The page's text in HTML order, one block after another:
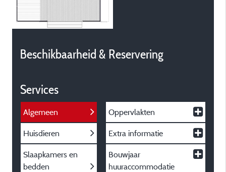
Beschikbaarheid & Reservering
Services
Algemeen
Huisdieren
Slaapkamers en
bedden
Oppervlakten
Extra informatie
Bouwjaar
huuraccommodatie